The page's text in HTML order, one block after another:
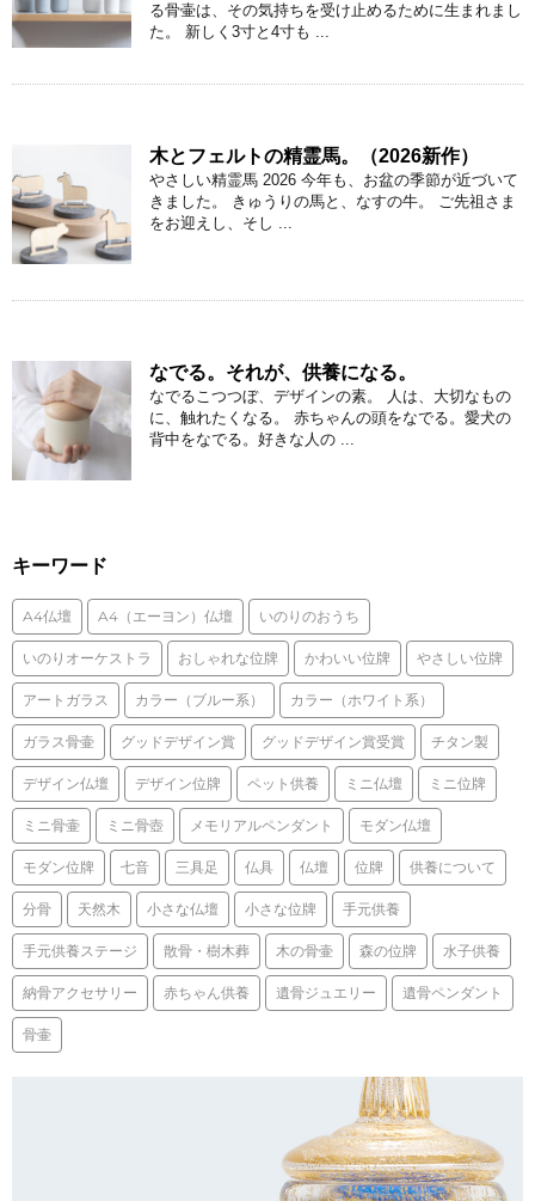
る骨壷は、その気持ちを受け止めるために生まれまし
た。 新しく3寸と4寸も ...
木とフェルトの精霊馬。（2026新作）
やさしい精霊馬 2026 今年も、お盆の季節が近づいて
きました。 きゅうりの馬と、なすの牛。 ご先祖さま
をお迎えし、そし ...
なでる。それが、供養になる。
なでるこつつぼ、デザインの素。 人は、大切なもの
に、触れたくなる。 赤ちゃんの頭をなでる。愛犬の
背中をなでる。好きな人の ...
キーワード
A4仏壇 A4（エーヨン）仏壇 いのりのおうち
いのりオーケストラ おしゃれな位牌 かわいい位牌 やさしい位牌
アートガラス カラー（ブルー系） カラー（ホワイト系）
ガラス骨壷 グッドデザイン賞 グッドデザイン賞受賞 チタン製
デザイン仏壇 デザイン位牌 ペット供養 ミニ仏壇 ミニ位牌
ミニ骨壷 ミニ骨壺 メモリアルペンダント モダン仏壇
モダン位牌 七音 三具足 仏具 仏壇 位牌 供養について
分骨 天然木 小さな仏壇 小さな位牌 手元供養
手元供養ステージ 散骨・樹木葬 木の骨壷 森の位牌 水子供養
納骨アクセサリー 赤ちゃん供養 遺骨ジュエリー 遺骨ペンダント
骨壷